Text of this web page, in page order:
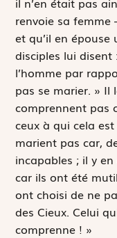
renvoie sa femme
et qu’il en épouse
disciples lui
l’homme par
pas se marier. » Il
comprennent pas
ceux à qui cela
marient pas car,
incapables ; il y
car ils ont été
ont choisi de ne
des Cieux. Celui
comprenne ! »